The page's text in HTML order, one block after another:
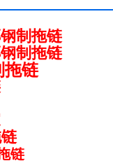
制拖链
制拖链
拖链
链